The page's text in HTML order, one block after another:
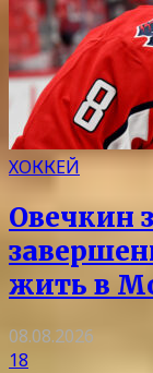
ХОККЕЙ
Овечкин
жить в
08.08.2026
18